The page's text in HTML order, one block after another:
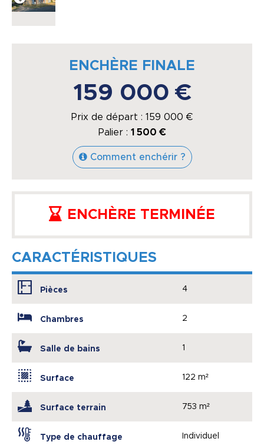
ENCHÈRE FINALE
159 000 €
Prix de départ : 159 000 €
Palier : 1 500 €
Comment enchérir ?
ENCHÈRE TERMINÉE
CARACTÉRISTIQUES
Pièces 4
Chambres 2
Salle de bains 1
Surface 122 m²
Surface terrain 753 m²
Type de chauffage Individuel